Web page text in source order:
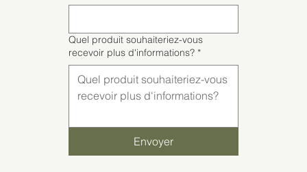
Quel produit souhaiteriez-vous
recevoir plus d'informations? *
Envoyer